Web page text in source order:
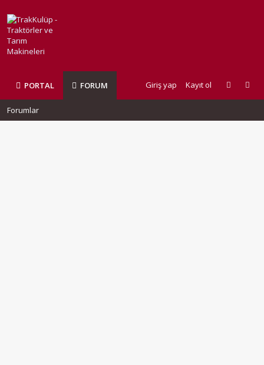
PORTAL FORUM Giriş yap Kayıt ol
Forumlar